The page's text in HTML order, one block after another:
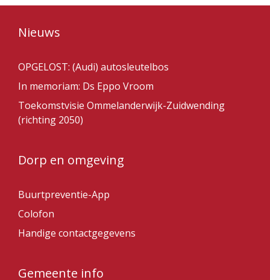
Nieuws
OPGELOST: (Audi) autosleutelbos
In memoriam: Ds Eppo Vroom
Toekomstvisie Ommelanderwijk-Zuidwending
(richting 2050)
Dorp en omgeving
Buurtpreventie-App
Colofon
Handige contactgegevens
Gemeente info